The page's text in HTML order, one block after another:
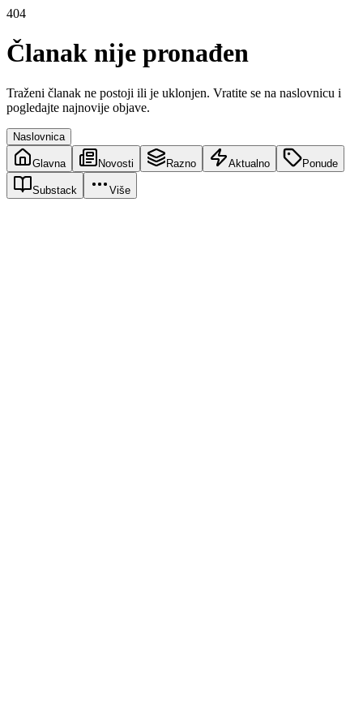
404
Članak nije pronađen
Traženi članak ne postoji ili je uklonjen. Vratite se na naslovnicu i
pogledajte najnovije objave.
Naslovnica
Glavna Novosti Razno Aktualno Ponude
Substack Više